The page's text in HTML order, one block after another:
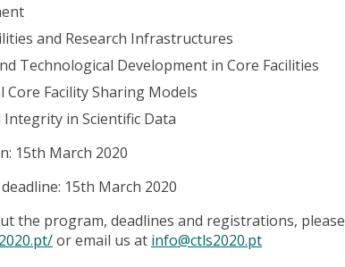
and Research Infrastructures
Technological Development in Core Facilities
Facility Sharing Models
Integrity in Scientific Data
15th March 2020
15th March 2020
the program, deadlines and registrations, please
or email us at info@ctls2020.pt